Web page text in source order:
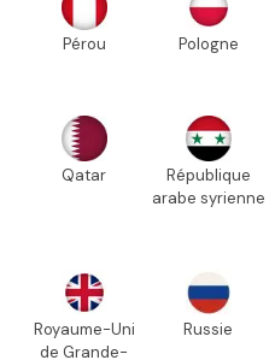
Pérou Pologne
Qatar
République
arabe syrienne
Royaume-Uni
de Grande-
Russie